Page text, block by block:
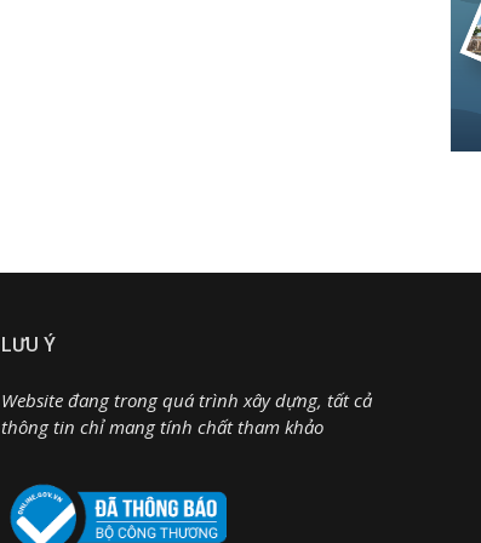
LƯU Ý
Website đang trong quá trình xây dựng, tất cả
thông tin chỉ mang tính chất tham khảo